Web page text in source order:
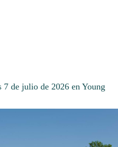
de julio de 2026 en Young